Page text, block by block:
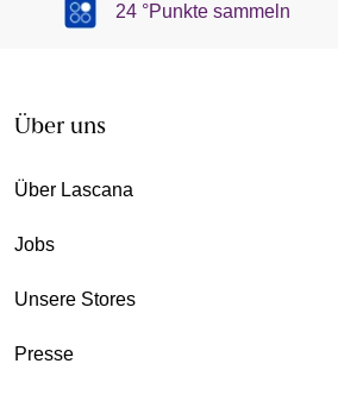
24 °Punkte sammeln
Über uns
Über Lascana
Jobs
Unsere Stores
Presse